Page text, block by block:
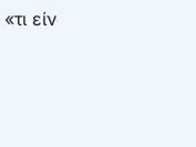
είναι η νόηση» ή